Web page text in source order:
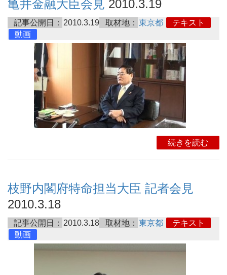
亀井金融大臣会見 2010.3.19
記事公開日： 2010.3.19 取材地： 東京都
テキスト
動画
続きを読む
枝野内閣府特命担当大臣 記者会見
2010.3.18
記事公開日： 2010.3.18 取材地： 東京都
テキスト
動画